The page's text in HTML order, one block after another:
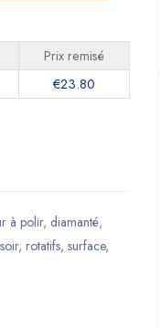
Prix remisé
€23.80
à polir, diamanté,
, rotatifs, surface,